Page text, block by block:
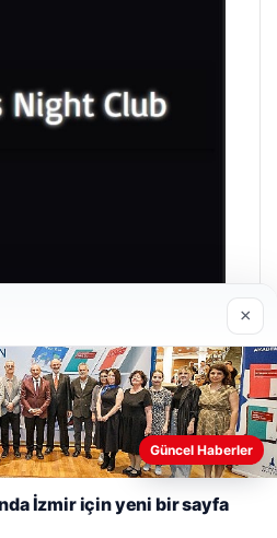
daha iyi anlayabilmek,
×
Güncel Haberler
İzmir için yeni bir sayfa